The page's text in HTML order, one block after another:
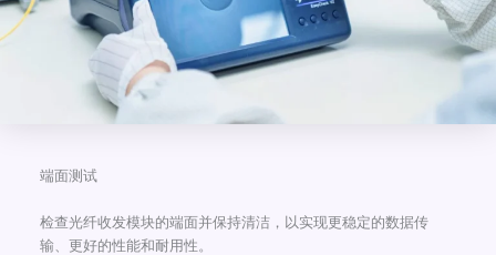
端面测试
检查光纤收发模块的端面并保持清洁，以实现更稳定的数据传
输、更好的性能和耐用性。